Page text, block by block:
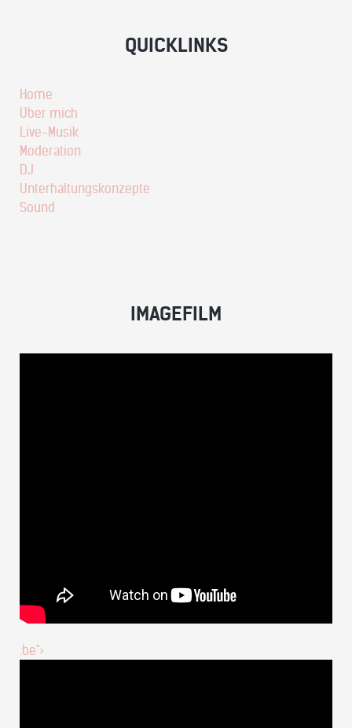
QUICKLINKS
Home
Über mich
Live-Musik
Moderation
DJ
Unterhaltungskonzepte
Sound
IMAGEFILM
.be">